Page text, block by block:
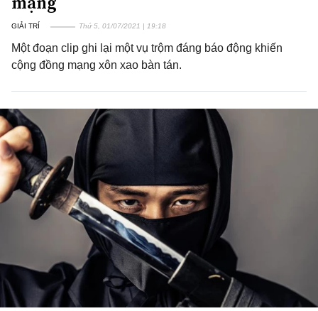
GIẢI TRÍ Thứ 5, 01/07/2021 | 19:18
Một đoạn clip ghi lại một vụ trộm đáng báo động khiến
cộng đồng mạng xôn xao bàn tán.